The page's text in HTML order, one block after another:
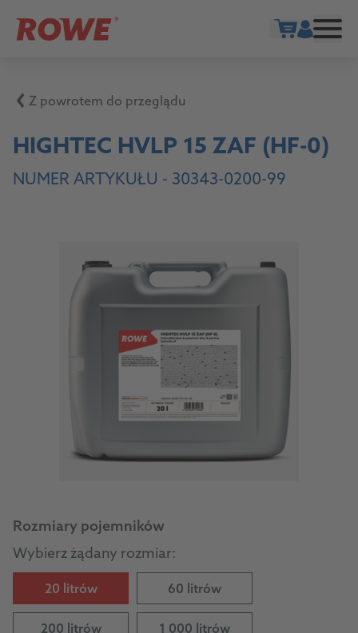
Z powrotem do przeglądu
HIGHTEC HVLP 15 ZAF (HF-0)
NUMER ARTYKUŁU - 30343-0200-99
Rozmiary pojemników
Wybierz żądany rozmiar:
20 litrów 60 litrów
200 litrów 1 000 litrów